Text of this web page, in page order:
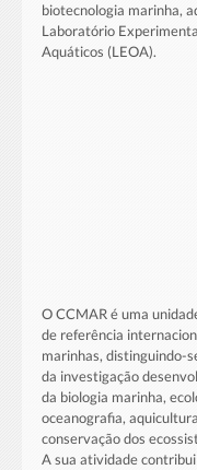
biotecnologia marinha,
Laboratório
Aquáticos (LEOA).
O CCMAR é uma
de referência
marinhas, distinguindo-
da investigação
da biologia marinha,
oceanografia,
conservação dos
A sua atividade